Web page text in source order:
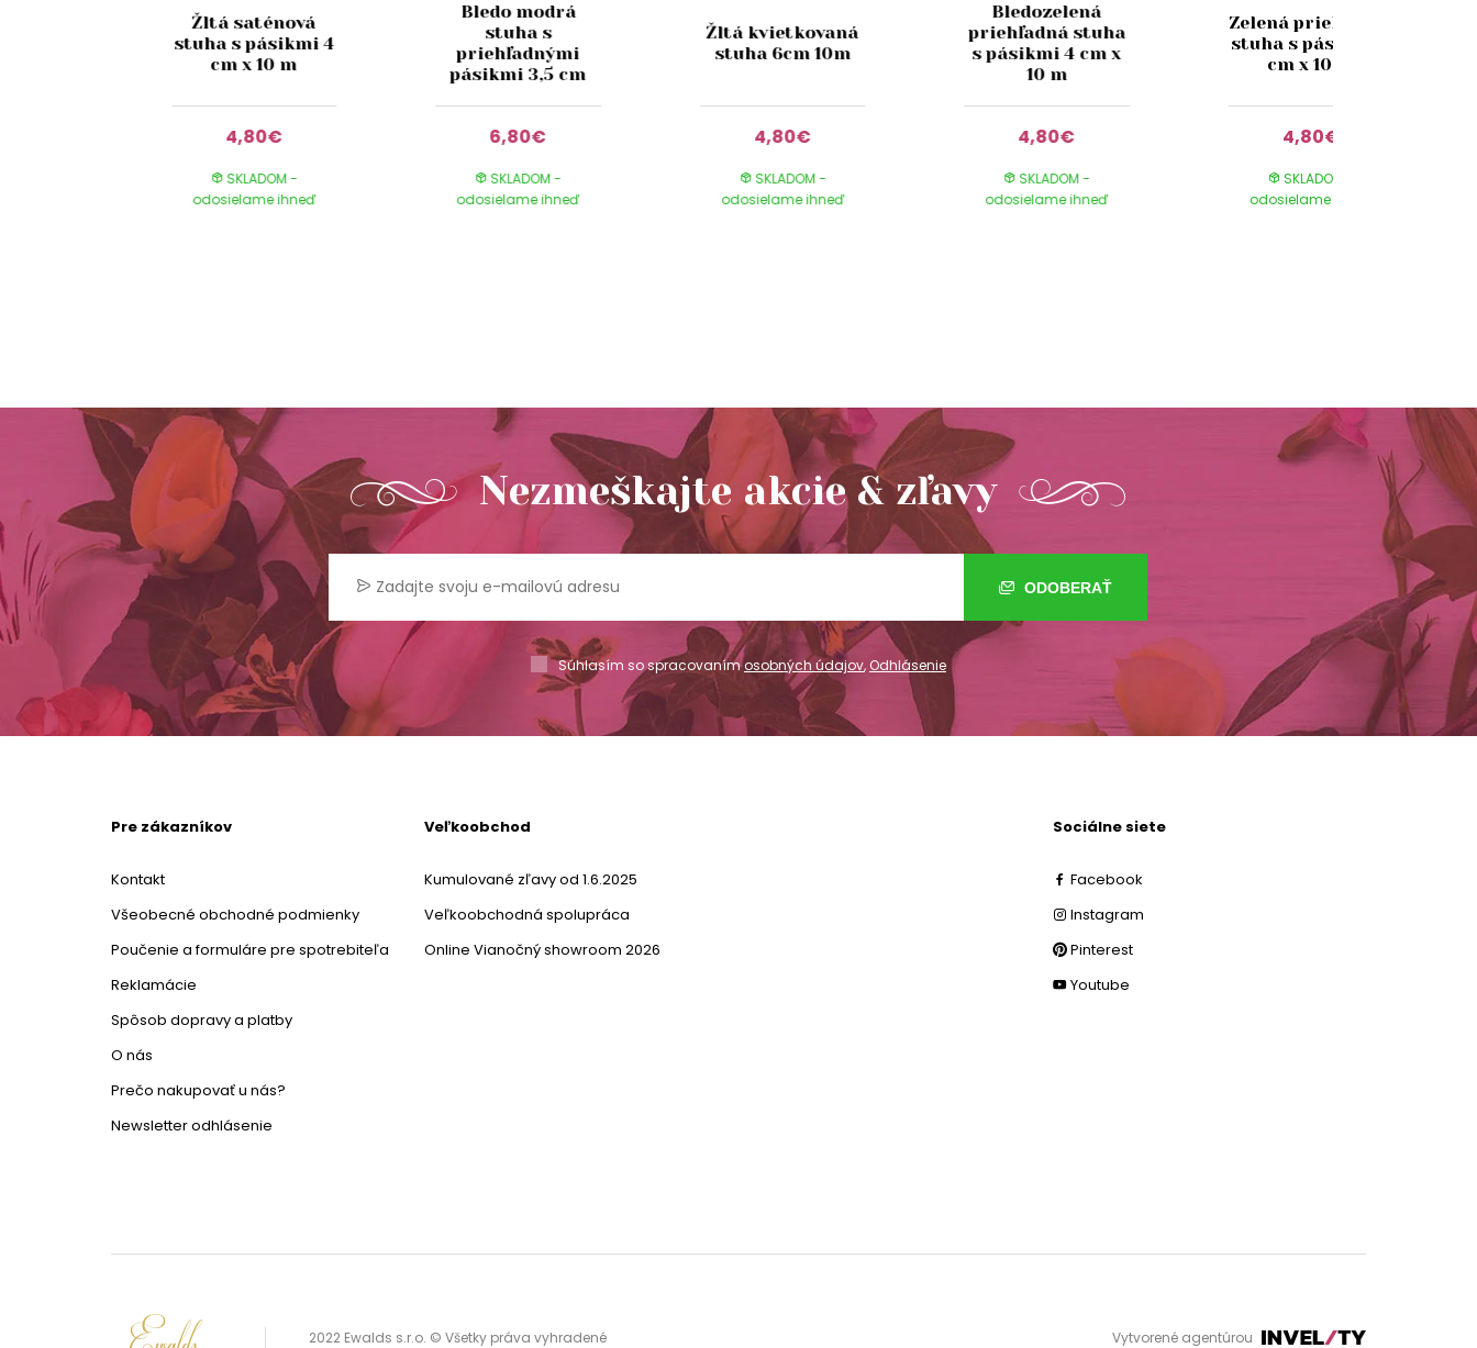
Žltá saténová
stuha s pásikmi 4
cm x 10 m
4,80€
SKLADOM -
odosielame ihneď
Bledo modrá
stuha s
priehľadnými
pásikmi 3,5 cm
6,80€
SKLADOM -
odosielame ihneď
Žltá kvietkovaná
stuha 6cm 10m
4,80€
SKLADOM -
odosielame ihneď
Bledozelená
priehľadná stuha
s pásikmi 4 cm x
10 m
4,80€
SKLADOM -
odosielame ihneď
Zelená priehľadná
stuha s pásikmi 4
cm x 10 m
4,80€
SKLADOM -
odosielame ihneď
Nezmeškajte akcie & zľavy
ODOBERAŤ
Súhlasím so spracovanímosobných údajov,Odhlásenie
Pre zákazníkov
Kontakt
Všeobecné obchodné podmienky
Poučenie a formuláre pre spotrebiteľa
Reklamácie
Spôsob dopravy a platby
O nás
Prečo nakupovať u nás?
Newsletter odhlásenie
Veľkoobchod
Kumulované zľavy od 1.6.2025
Veľkoobchodná spolupráca
Online Vianočný showroom 2026
Sociálne siete
Facebook
Instagram
Pinterest
Youtube
2022 Ewalds s.r.o. © Všetky práva vyhradené Vytvorené agentúrou